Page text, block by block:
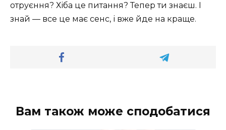
отруєння? Хіба це питання? Тепер ти знаєш. І
знай — все це має сенс, і вже йде на краще.
Вам також може сподобатися